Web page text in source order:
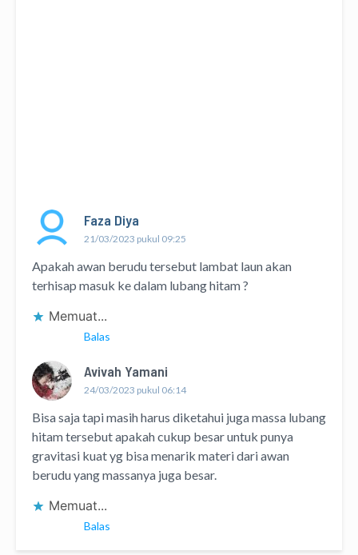
Faza Diya
21/03/2023 pukul 09:25
Apakah awan berudu tersebut lambat laun akan
terhisap masuk ke dalam lubang hitam ?
Memuat...
Balas
Avivah Yamani
24/03/2023 pukul 06:14
Bisa saja tapi masih harus diketahui juga massa lubang
hitam tersebut apakah cukup besar untuk punya
gravitasi kuat yg bisa menarik materi dari awan
berudu yang massanya juga besar.
Memuat...
Balas